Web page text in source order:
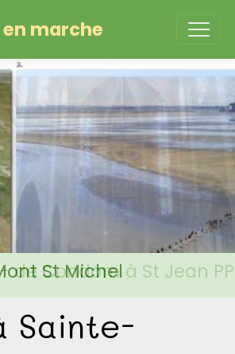
en marche
St Michel
de Condom à St Jean PP
Sainte-